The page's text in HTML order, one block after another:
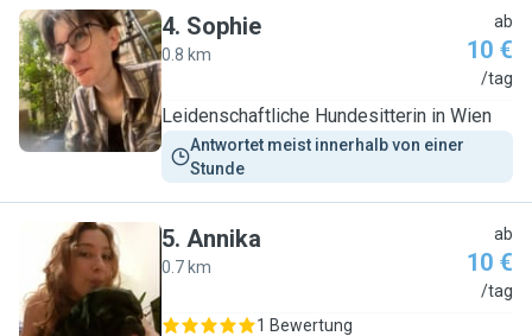
S
4. Sophie
0.8 km
ab
10 €
/tag
Leidenschaftliche Hundesitterin in Wien
Antwortet meist innerhalb von einer
Stunde
A
5. Annika
0.7 km
ab
10 €
/tag
1 Bewertung